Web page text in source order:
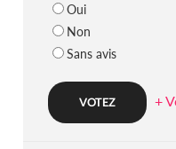
Oui
Non
Sans avis
+